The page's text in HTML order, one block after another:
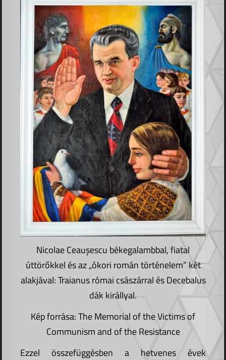
Nicolae Ceaușescu békegalambbal, fiatal
úttörőkkel és az „ókori román történelem” két
alakjával: Traianus római császárral és Decebalus
dák királlyal.
Kép forrása: The Memorial of the Victims of
Communism and of the Resistance
Ezzel összefüggésben a hetvenes évek